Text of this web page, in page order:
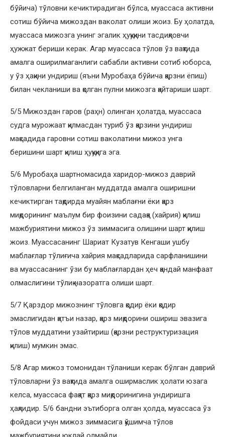
бўйича) тўловни кечиктирадиган бўлса, муассаса активни
сотиш бўйича мижоздан ваколат олиши жоиз. Бу ҳолатда,
муассаса мижозга унинг эгалик ҳуқуқини тасдиқловчи
ҳужжат бериши керак. Агар муассаса тўлов ўз вақтида
амалга оширилмаганлиги сабабли активни сотиб юборса,
у ўз ҳақини ундириш (яъни Муробаҳа бўйича қарзни ёпиш)
билан чекланиши ва қолган пулни мижозга қайтариши шарт.
5/5 Мижоздан гаров (раҳн) олинган ҳолатда, муассаса
судга мурожаат қилмасдан туриб ўз қарзини ундириш
мақсадида гаровни сотиш ваколатини мижоз унга
беришини шарт қилиш ҳуқуқига эга.
5/6 Муробаҳа шартномасида харидор-мижоз даврий
тўловларни белгиланган муддатда амалга оширишни
кечиктирган тақдирда муайян маблағни ёки қарз
миқдорининг маълум бир фоизини садақа (хайрия) қилиш
мажбуриятини мижоз ўз зиммасига олишини шарт қилиш
жоиз. Муассасанинг Шариат Кузатув Кенгаши ушбу
маблағлар тўлиғича хайрия мақсадларида сарфланишини
ва муассасанинг ўзи бу маблағлардан ҳеч қандай манфаат
олмаслигини тўлиқ назоратга олиши шарт.
5/7 Қарздор мижознинг тўловга қодир ёки қодир
эмаслигидан қатъи назар, қарз миқдорини ошириш эвазига
тўлов муддатини узайтириш (қарзни реструктуризация
қилиш) мумкин эмас.
5/8 Агар мижоз томонидан тўланиши керак бўлган даврий
тўловларни ўз вақтида амалга оширмаслик ҳолати юзага
келса, муассаса фақат қарз миқдоринигина ундиришга
ҳақлидир. 5/6 бандни эътиборга олган ҳолда, муассаса ўз
фойдаси учун мижоз зиммасига қўшимча тўлов